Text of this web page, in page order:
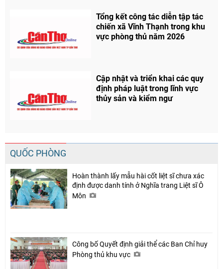
Tổng kết công tác diễn tập tác
chiến xã Vĩnh Thạnh trong khu
vực phòng thủ năm 2026
Cập nhật và triển khai các quy
định pháp luật trong lĩnh vực
thủy sản và kiểm ngư
QUỐC PHÒNG
Hoàn thành lấy mẫu hài cốt liệt sĩ chưa xác
định được danh tính ở Nghĩa trang Liệt sĩ Ô
Môn
Công bố Quyết định giải thể các Ban Chỉ huy
Phòng thủ khu vực